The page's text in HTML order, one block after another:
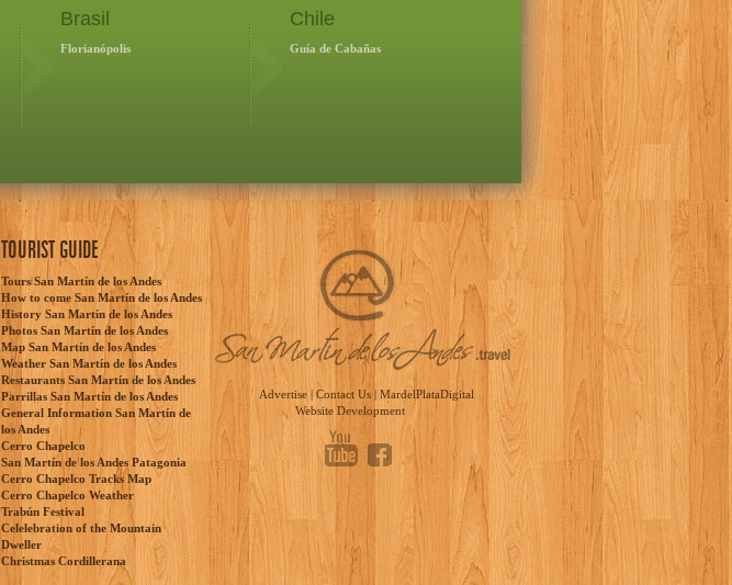
Brasil
Florianópolis
Chile
Guía de Cabañas
TOURIST GUIDE
Tours San Martín de los Andes
How to come San Martín de los Andes
History San Martín de los Andes
Photos San Martín de los Andes
Map San Martín de los Andes
Weather San Martín de los Andes
Restaurants San Martín de los Andes
Parrillas San Martín de los Andes
General Information San Martín de
los Andes
Cerro Chapelco
San Martín de los Andes Patagonia
Cerro Chapelco Tracks Map
Cerro Chapelco Weather
Trabún Festival
Celelebration of the Mountain
Dweller
Christmas Cordillerana
Advertise | Contact Us | MardelPlataDigital
Website Development